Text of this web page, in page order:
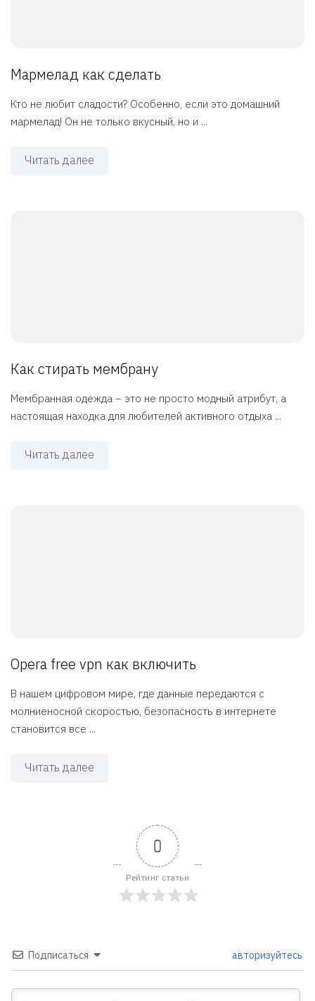
Мармелад как сделать
Кто не любит сладости? Особенно, если это домашний
мармелад! Он не только вкусный, но и ...
Читать далее
Как стирать мембрану
Мембранная одежда – это не просто модный атрибут, а
настоящая находка для любителей активного отдыха ...
Читать далее
Opera free vpn как включить
В нашем цифровом мире, где данные передаются с
молниеносной скоростью, безопасность в интернете
становится все ...
Читать далее
0
Рейтинг статьи
Подписаться авторизуйтесь